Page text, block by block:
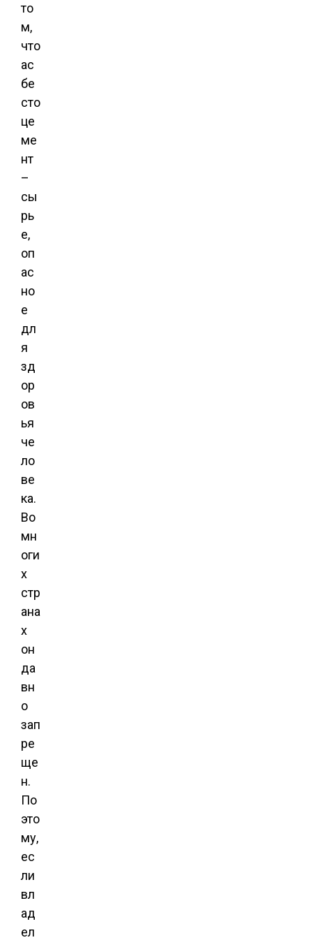
то
м,
что
ас
бе
сто
це
ме
нт
–
сы
рь
е,
оп
ас
но
е
дл
я
зд
ор
ов
ья
че
ло
ве
ка.
Во
мн
оги
х
стр
ана
х
он
да
вн
о
зап
ре
ще
н.
По
это
му,
ес
ли
вл
ад
ел